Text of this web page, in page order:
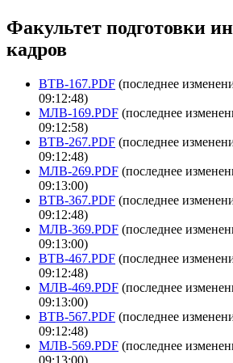
Факультет подготовки
кадров
ВТВ-167.PDF (последнее
09:12:48)
МЛВ-169.PDF (последнее
09:12:58)
ВТВ-267.PDF (последнее
09:12:48)
МЛВ-269.PDF (последнее
09:13:00)
ВТВ-367.PDF (последнее
09:12:48)
МЛВ-369.PDF (последнее
09:13:00)
ВТВ-467.PDF (последнее
09:12:48)
МЛВ-469.PDF (последнее
09:13:00)
ВТВ-567.PDF (последнее
09:12:48)
МЛВ-569.PDF (последнее
09:13:00)